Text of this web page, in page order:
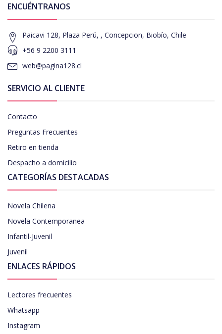
ENCUÉNTRANOS
Paicavi 128, Plaza Perú, , Concepcion, Biobío, Chile
+56 9 2200 3111
web@pagina128.cl
SERVICIO AL CLIENTE
Contacto
Preguntas Frecuentes
Retiro en tienda
Despacho a domicilio
CATEGORÍAS DESTACADAS
Novela Chilena
Novela Contemporanea
Infantil-Juvenil
Juvenil
ENLACES RÁPIDOS
Lectores frecuentes
Whatsapp
Instagram